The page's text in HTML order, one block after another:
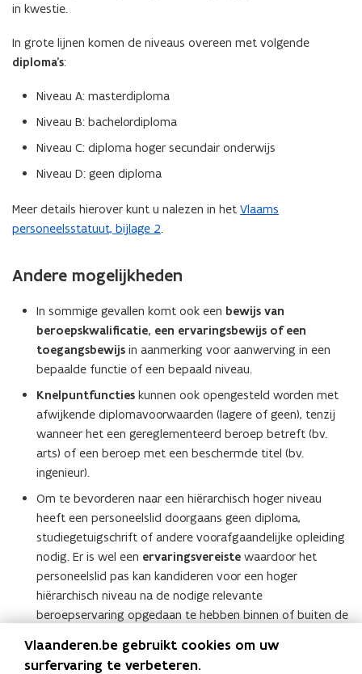
in kwestie.
In grote lijnen komen de niveaus overeen met volgende
diploma’s:
Niveau A: masterdiploma
Niveau B: bachelordiploma
Niveau C: diploma hoger secundair onderwijs
Niveau D: geen diploma
Meer details hierover kunt u nalezen in het Vlaams
personeelsstatuut, bijlage 2.
Andere mogelijkheden
In sommige gevallen komt ook een bewijs van
beroepskwalificatie, een ervaringsbewijs of een
toegangsbewijs in aanmerking voor aanwerving in een
bepaalde functie of een bepaald niveau.
Knelpuntfuncties kunnen ook opengesteld worden met
afwijkende diplomavoorwaarden (lagere of geen), tenzij
wanneer het een gereglementeerd beroep betreft (bv.
arts) of een beroep met een beschermde titel (bv.
ingenieur).
Om te bevorderen naar een hiërarchisch hoger niveau
heeft een personeelslid doorgaans geen diploma,
studiegetuigschrift of andere voorafgaandelijke opleiding
nodig. Er is wel een ervaringsvereiste waardoor het
personeelslid pas kan kandideren voor een hoger
hiërarchisch niveau na de nodige relevante
beroepservaring opgedaan te hebben binnen of buiten de
Vlaanderen.be gebruikt cookies om uw
surfervaring te verbeteren.